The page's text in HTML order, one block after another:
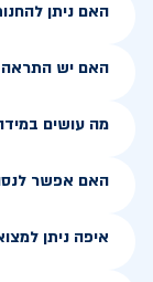
האם ניתן
האם יש התראה
מה עושים
האם אפשר
איפה ניתן